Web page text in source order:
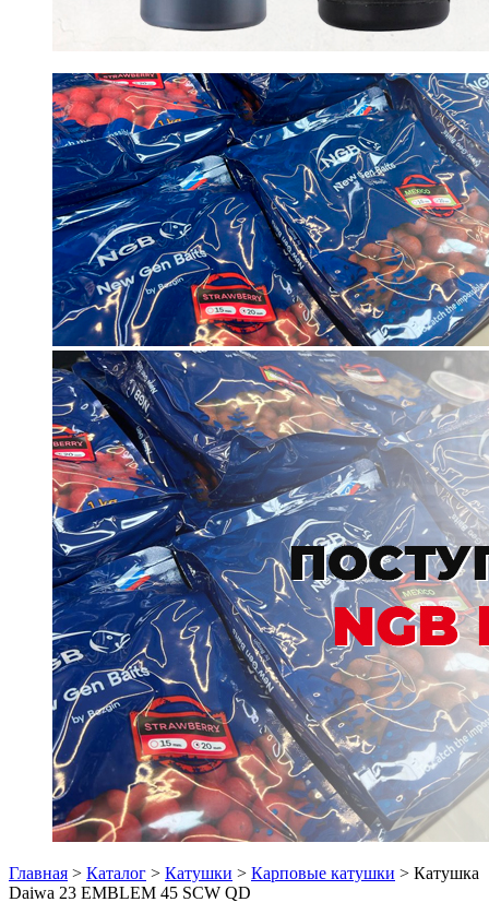
Главная > Каталог > Катушки > Карповые катушки > Катушка
Daiwa 23 EMBLEM 45 SCW QD